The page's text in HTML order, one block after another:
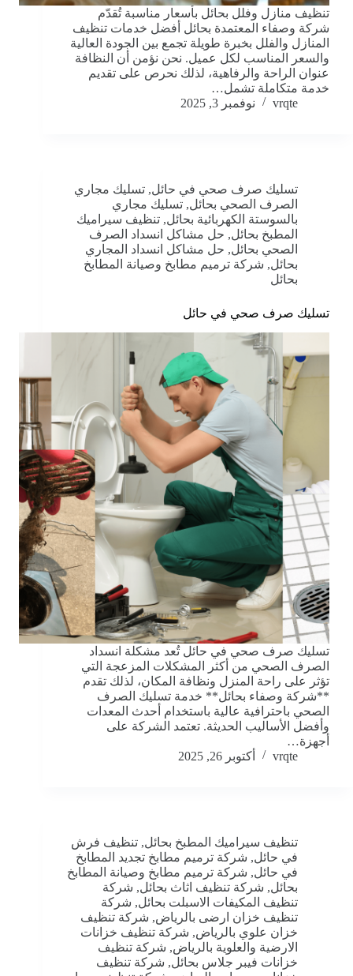
تنظيف منازل وفلل بحائل بأسعار مناسبة تُقدّم
شركة وصفاء المعتمدة بحائل أفضل خدمات تنظيف
المنازل والفلل بخبرة طويلة تجمع بين الجودة العالية
والسعر المناسب لكل عميل. نحن نؤمن أن النظافة
عنوان الراحة والرفاهية، لذلك نحرص على تقديم
خدمة متكاملة تشمل…
vrqte
نوفمبر 3, 2025
تسليك صرف صحي في حائل, تسليك مجاري
الصرف الصحي بحائل, تسليك مجاري
بالسوستة الكهربائية بحائل, تنظيف سيراميك
المطبخ بحائل, حل مشاكل انسداد الصرف
الصحي بحائل, حل مشاكل انسداد المجاري
بحائل, شركة ترميم مطابخ وصيانة المطابخ
بحائل
تسليك صرف صحي في حائل
تسليك صرف صحي في حائل تُعد مشكلة انسداد
الصرف الصحي من أكثر المشكلات المزعجة التي
تؤثر على راحة المنزل ونظافة المكان، لذلك تقدم
**شركة وصفاء بحائل** خدمة تسليك الصرف
الصحي باحترافية عالية باستخدام أحدث المعدات
وأفضل الأساليب الحديثة. تعتمد الشركة على
أجهزة…
vrqte
أكتوبر 26, 2025
تنظيف سيراميك المطبخ بحائل, تنظيف فرش
في حائل, شركة ترميم مطابخ تجديد المطابخ
في حائل, شركة ترميم مطابخ وصيانة المطابخ
بحائل, شركة تنظيف اثاث بحائل, شركة
تنظيف المكيفات الاسبلت بحائل, شركة
تنظيف خزان ارضى بالرياض, شركة تنظيف
خزان علوي بالرياض, شركة تنظيف خزانات
الارضية والعلوية بالرياض, شركة تنظيف
خزانات فيبر جلاس بحائل, شركة تنظيف